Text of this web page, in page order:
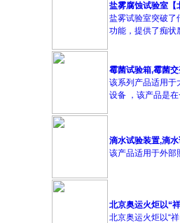
盐雾腐蚀试验室【
盐雾试验室突破了
功能，提供了痴状
霉菌试验箱,霉菌
该系列产品适用于
设备 ，该产品是
滴水试验装置,滴
该产品适用于外部
北京奥运火炬以“
北京奥运火炬以“